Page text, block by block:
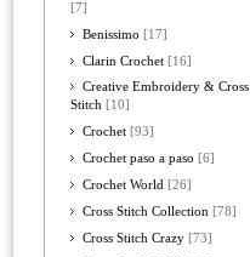
[7]
Benissimo [17]
Clarin Crochet [16]
Creative Embroidery & Cross
Stitch [10]
Crochet [93]
Crochet paso a paso [6]
Crochet World [26]
Cross Stitch Collection [78]
Cross Stitch Crazy [73]